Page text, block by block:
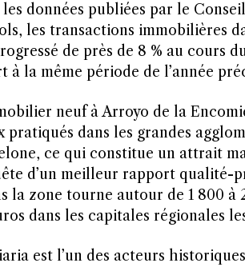
données publiées par le
les transactions immobilières
de près de 8 % au cours
à la même période de l’année
neuf à Arroyo de la
pratiqués dans les grandes
ce qui constitue un attrait
d’un meilleur rapport qualité-
la zone tourne autour de 1 800 à
dans les capitales régionales
est l’un des acteurs